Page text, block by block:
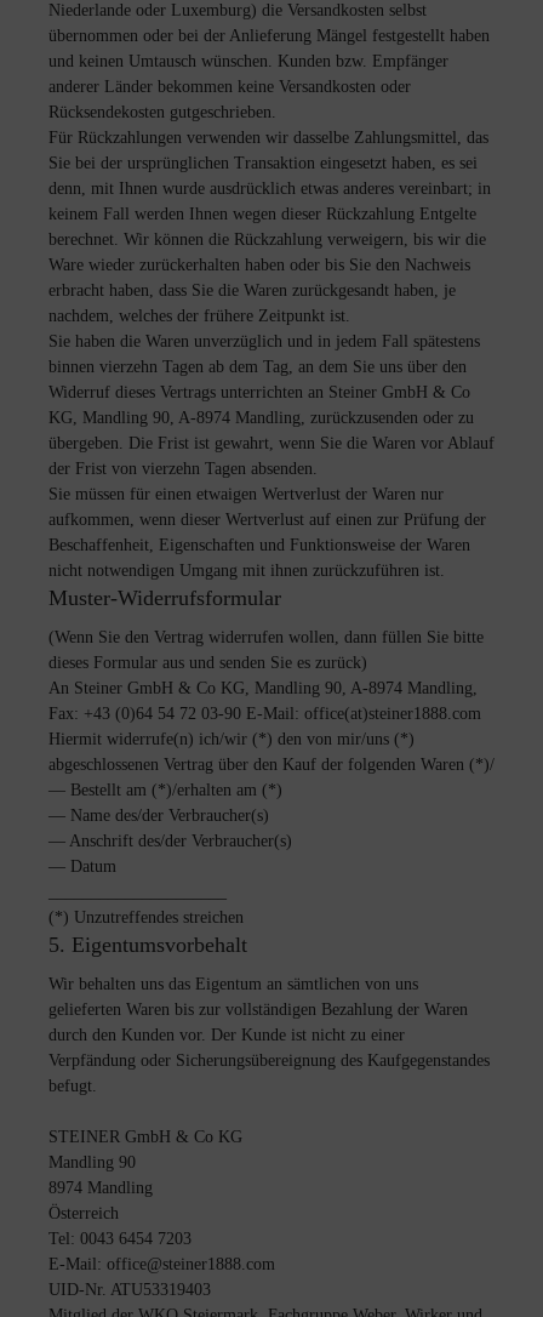
Niederlande oder Luxemburg) die Versandkosten selbst
übernommen oder bei der Anlieferung Mängel festgestellt haben
und keinen Umtausch wünschen. Kunden bzw. Empfänger
anderer Länder bekommen keine Versandkosten oder
Rücksendekosten gutgeschrieben.
Für Rückzahlungen verwenden wir dasselbe Zahlungsmittel, das
Sie bei der ursprünglichen Transaktion eingesetzt haben, es sei
denn, mit Ihnen wurde ausdrücklich etwas anderes vereinbart; in
keinem Fall werden Ihnen wegen dieser Rückzahlung Entgelte
berechnet. Wir können die Rückzahlung verweigern, bis wir die
Ware wieder zurückerhalten haben oder bis Sie den Nachweis
erbracht haben, dass Sie die Waren zurückgesandt haben, je
nachdem, welches der frühere Zeitpunkt ist.
Sie haben die Waren unverzüglich und in jedem Fall spätestens
binnen vierzehn Tagen ab dem Tag, an dem Sie uns über den
Widerruf dieses Vertrags unterrichten an Steiner GmbH & Co
KG, Mandling 90, A-8974 Mandling, zurückzusenden oder zu
übergeben. Die Frist ist gewahrt, wenn Sie die Waren vor Ablauf
der Frist von vierzehn Tagen absenden.
Sie müssen für einen etwaigen Wertverlust der Waren nur
aufkommen, wenn dieser Wertverlust auf einen zur Prüfung der
Beschaffenheit, Eigenschaften und Funktionsweise der Waren
nicht notwendigen Umgang mit ihnen zurückzuführen ist.
Muster-Widerrufsformular
(Wenn Sie den Vertrag widerrufen wollen, dann füllen Sie bitte
dieses Formular aus und senden Sie es zurück)
An Steiner GmbH & Co KG, Mandling 90, A-8974 Mandling,
Fax: +43 (0)64 54 72 03-90 E-Mail: office(at)steiner1888.com
Hiermit widerrufe(n) ich/wir (*) den von mir/uns (*)
abgeschlossenen Vertrag über den Kauf der folgenden Waren (*)/
— Bestellt am (*)/erhalten am (*)
— Name des/der Verbraucher(s)
— Anschrift des/der Verbraucher(s)
— Datum
(*) Unzutreffendes streichen
5. Eigentumsvorbehalt
Wir behalten uns das Eigentum an sämtlichen von uns
gelieferten Waren bis zur vollständigen Bezahlung der Waren
durch den Kunden vor. Der Kunde ist nicht zu einer
Verpfändung oder Sicherungsübereignung des Kaufgegenstandes
befugt.
STEINER GmbH & Co KG
Mandling 90
8974 Mandling
Österreich
Tel: 0043 6454 7203
E-Mail: office@steiner1888.com
UID-Nr. ATU53319403